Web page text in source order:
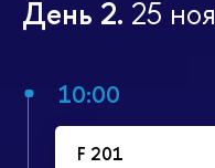
День 2. 25
10:00
F 201